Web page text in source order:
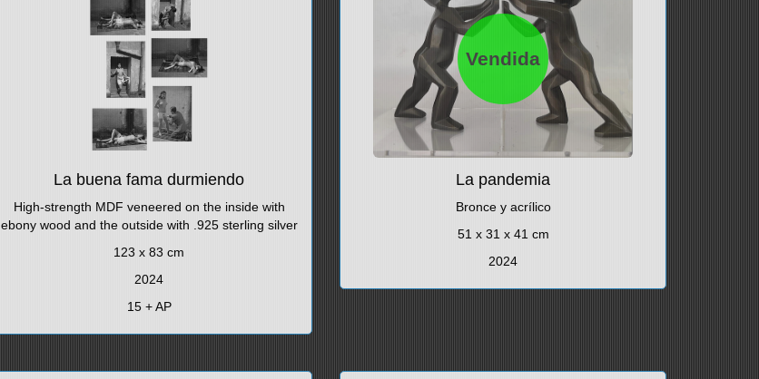
La buena fama durmiendo
High-strength MDF veneered on the inside with
ebony wood and the outside with .925 sterling silver
123 x 83 cm
2024
15 + AP
Vendida
La pandemia
Bronce y acrílico
51 x 31 x 41 cm
2024